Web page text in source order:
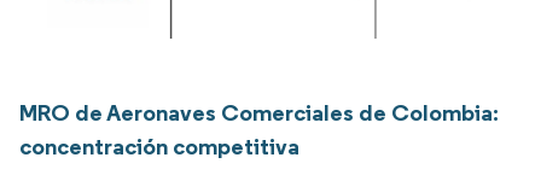
MRO de Aeronaves Comerciales de Colombia:
concentración competitiva